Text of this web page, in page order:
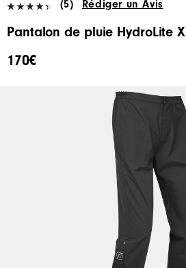
(5) Rédiger un Avis
Pantalon de pluie HydroLite X
170€